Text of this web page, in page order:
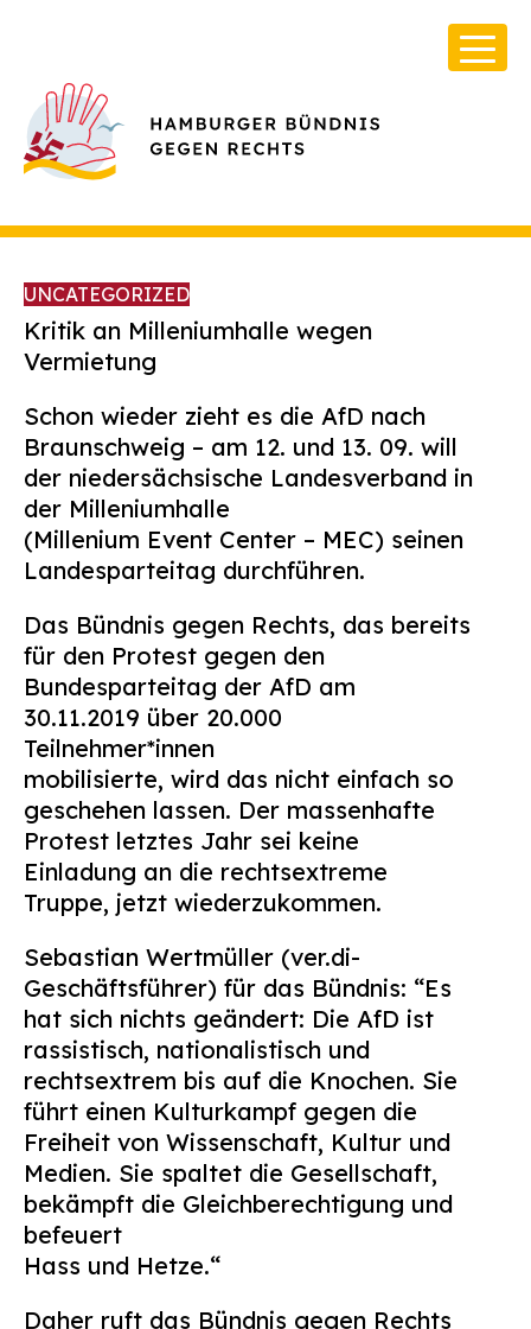
Infos & Broschüren
Archiv
Kontakt
Suchen
nach:
UNCATEGORIZED
Kritik an Milleniumhalle wegen
Vermietung
Schon wieder zieht es die AfD nach
Braunschweig – am 12. und 13. 09. will
der niedersächsische Landesverband in
der Milleniumhalle
(Millenium Event Center – MEC) seinen
Landesparteitag durchführen.
Das Bündnis gegen Rechts, das bereits
für den Protest gegen den
Bundesparteitag der AfD am
30.11.2019 über 20.000
Teilnehmer*innen
mobilisierte, wird das nicht einfach so
geschehen lassen. Der massenhafte
Protest letztes Jahr sei keine
Einladung an die rechtsextreme
Truppe, jetzt wiederzukommen.
Sebastian Wertmüller (ver.di-
Geschäftsführer) für das Bündnis: “Es
hat sich nichts geändert: Die AfD ist
rassistisch, nationalistisch und
rechtsextrem bis auf die Knochen. Sie
führt einen Kulturkampf gegen die
Freiheit von Wissenschaft, Kultur und
Medien. Sie spaltet die Gesellschaft,
bekämpft die Gleichberechtigung und
befeuert
Hass und Hetze.“
Daher ruft das Bündnis gegen Rechts